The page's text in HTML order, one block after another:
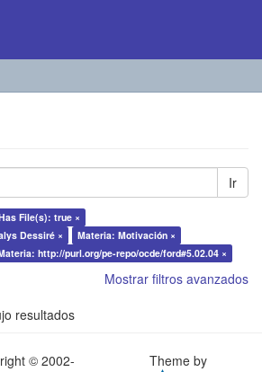
Ir
File(s): true ×
Dessiré ×
Materia: Motivación ×
http://purl.org/pe-repo/ocde/ford#5.02.04 ×
Mostrar filtros avanzados
resultados
© 2002-
Theme by